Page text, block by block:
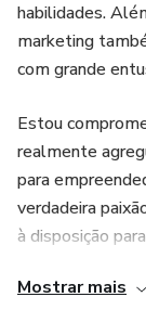
habilidades.
marketing
com grande
Estou
realmente
para
verdadeira
à disposição
alguma crítica
Mostrar mais